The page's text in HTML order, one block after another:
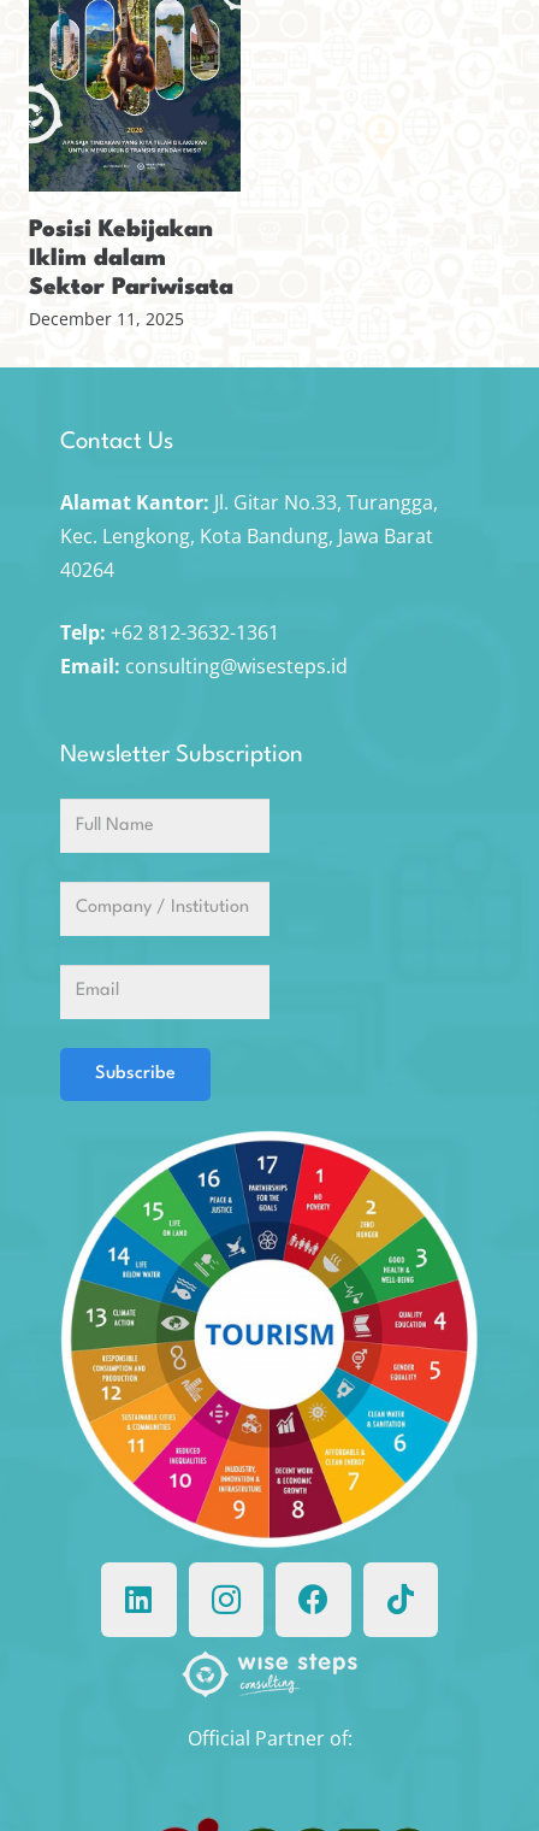
Posisi Kebijakan
Iklim dalam
Sektor Pariwisata
December 11, 2025
Contact Us
Alamat Kantor: Jl. Gitar No.33, Turangga,
Kec. Lengkong, Kota Bandung, Jawa Barat
40264
Telp: +62 812-3632-1361
Email: consulting@wisesteps.id
Newsletter Subscription
Official Partner of: